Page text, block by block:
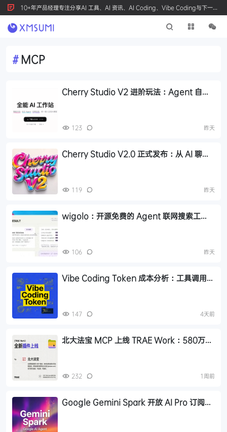
10+年产品经理专注分享AI 工具、AI 资讯、AI Coding、Vibe Coding与下一代
产品创新，按 Ctrl+D 收藏我们
# MCP
Cherry Studio V2 进阶玩法：Agent 自主
123 昨天
Cherry Studio V2.0 正式发布：从 AI 聊天
119 昨天
wigolo：开源免费的 Agent 联网搜索工
106 昨天
Vibe Coding Token 成本分析：工具调用与
147 4天前
北大法宝 MCP 上线 TRAE Work：580万法
232 1周前
Google Gemini Spark 开放 AI Pro 订阅：